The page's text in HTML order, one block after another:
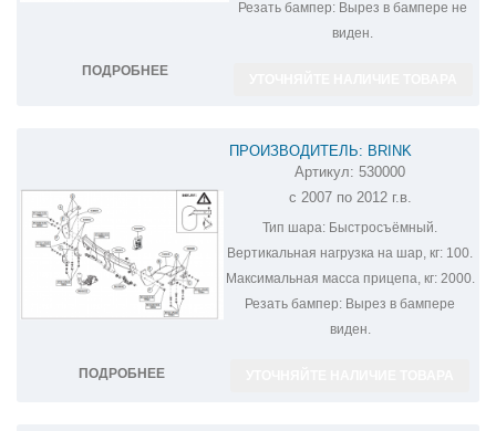
ПОДРОБНЕЕ
Резать бампер: Вырез в бампере не
виден.
ПОДРОБНЕЕ
ПРОИЗВОДИТЕЛЬ: BRINK
ФАРКОП НА MITSUBISHI OUTLANDER
XL 530000
Артикул: 530000
с 2007 по 2012 г.в.
Тип шара: Быстросъёмный.
Вертикальная нагрузка на шар, кг: 100.
Максимальная масса прицепа, кг:2000.
Резать бампер: Вырез в бампере
виден.